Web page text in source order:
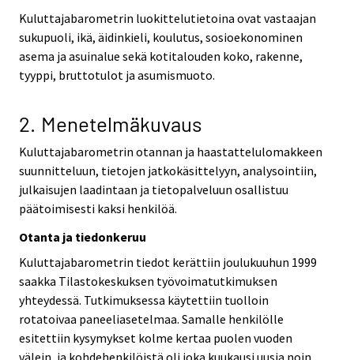
Kuluttajabarometrin luokittelutietoina ovat vastaajan
sukupuoli, ikä, äidinkieli, koulutus, sosioekonominen
asema ja asuinalue sekä kotitalouden koko, rakenne,
tyyppi, bruttotulot ja asumismuoto.
2. Menetelmäkuvaus
Kuluttajabarometrin otannan ja haastattelulomakkeen
suunnitteluun, tietojen jatkokäsittelyyn, analysointiin,
julkaisujen laadintaan ja tietopalveluun osallistuu
päätoimisesti kaksi henkilöä.
Otanta ja tiedonkeruu
Kuluttajabarometrin tiedot kerättiin joulukuuhun 1999
saakka Tilastokeskuksen työvoimatutkimuksen
yhteydessä. Tutkimuksessa käytettiin tuolloin
rotatoivaa paneeliasetelmaa. Samalle henkilölle
esitettiin kysymykset kolme kertaa puolen vuoden